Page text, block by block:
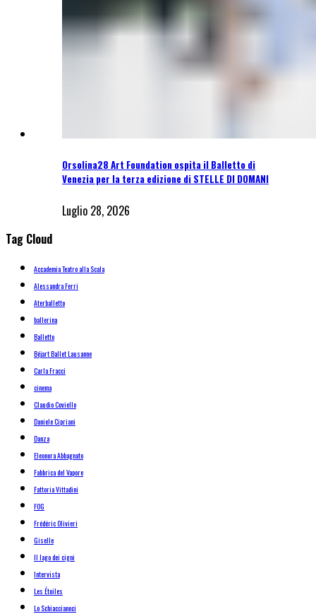
Orsolina28 Art Foundation ospita il Balletto di
Venezia per la terza edizione di STELLE DI DOMANI
Luglio 28, 2026
Tag Cloud
Accademia Teatro alla Scala
Alessandra Ferri
Aterballetto
ballerina
Balletto
Béjart Ballet Lausanne
Carla Fracci
cinema
Claudio Coviello
Daniele Cipriani
Danza
Eleonora Abbagnato
Fabbrica del Vapore
Fattoria Vittadini
FOG
Frédéric Olivieri
Giselle
Il lago dei cigni
Intervista
Les Étoiles
Lo Schiaccianoci